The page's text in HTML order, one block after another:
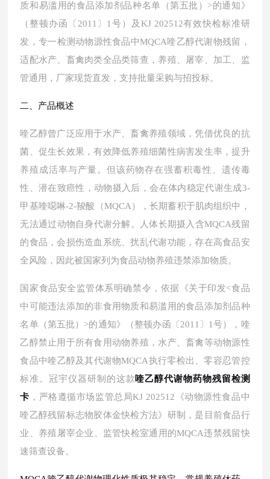
质和易滥用的食品添加剂品种名单（第五批）>的通知》
（整顿办函〔 2011〕1号）及KJ 202512有效快检标准研
发，专一检测动物源性食品中MQCA喹乙醇代谢物残留，
适配水产、畜禽肉类全品类筛查，养殖、屠宰、加工、监
管通用，厂家现货直发，支持批量采购与招投标。
二、产品概述
喹乙醇曾广泛应用于水产、畜禽养殖领域，凭借优良的抗
菌、促生长效果，有效降低养殖细菌性病害发生率，提升
养殖成活率与产量。但该药物存在强蓄积毒性、遗传毒
性、潜在致癌性，动物摄入后，会在体内稳定代谢生成3-
甲基喹噁啉-2-羧酸（MQCA），长期蓄积于肌肉组织中，
无法通过动物自身代谢分解。人体长期摄入含MQCA残留
的食品，会损伤造血系统、扰乱代谢功能，存在高食品安
全风险，因此被国家列为食品动物养殖违禁添加物质。
国家食品安全监管体系明确禁令，依据《关于印发<食品
中可能违法添加的非食用物质和易滥用的食品添加剂品种
名单（第五批）>的通知》（整顿办函〔 2011〕1号），喹
乙醇禁止用于所有食用动物养殖，水产、畜禽等动物源性
食品中喹乙醇及其代谢物MQCA执行零检出、零容忍管控
标准。冠宇仪器研制的这款喹乙醇代谢物药物残留检测
卡 ，严格遵循市场监管总局KJ 202512《动物源性食品中
喹乙醇残留标志物胶体金快检方法》研制，是目前食品行
业、养殖屠宰企业、监管快检室通用的MQCA违禁残留快
速筛查设备。